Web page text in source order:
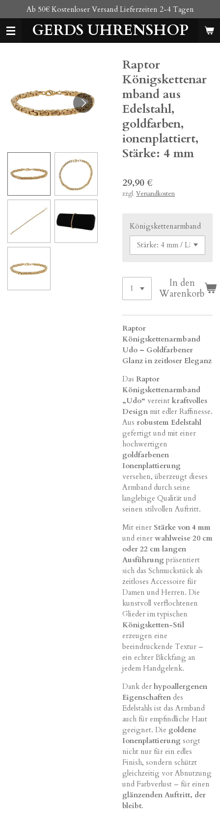
Hauptinhalt
springenGERDS UHRENSHOP
Ab 50€ Kostenloser Versand Lieferzeiten 2-4 Tagen
Raptor
Königskettenar
mband aus
Edelstahl,
goldfarben,
ionenplattiert,
Stärke: 4 mm
29,90 €
zzgl. Versandkosten
Königskettenarmband
In den
Warenkorb
Raptor
Königskettenarmband
Udo – Goldfarbener
Glanz in zeitloser Eleganz
Das Raptor
Königskettenarmband
„Udo“ vereint kraftvolles
Design mit edler Raffinesse.
Aus robustem Edelstahl
gefertigt und mit einer
hochwertigen
goldfarbenen
Ionenplattierung
versehen, überzeugt dieses
Armband durch seine
langlebige Qualität und
seinen stilvollen Auftritt.
Mit einer Stärke von 4 mm
und einer wahlweise 20 cm
oder 22 cm langen
Ausführung präsentiert
sich das Schmuckstück als
zeitloses Accessoire für
Damen und Herren. Die
kunstvoll verflochtenen
Glieder im typischen
Königsketten-Stil
erzeugen eine
beeindruckende Textur –
ein echter Blickfang an
jedem Handgelenk.
Dank der hypoallergenen
Eigenschaften des
Edelstahls ist das Armband
auch für empfindliche Haut
geeignet. Die goldene
Ionenplattierung sorgt
nicht nur für ein edles
Finish, sondern schützt
gleichzeitig vor Abnutzung
und Farbverlust – für einen
glänzenden Auftritt, der
bleibt.